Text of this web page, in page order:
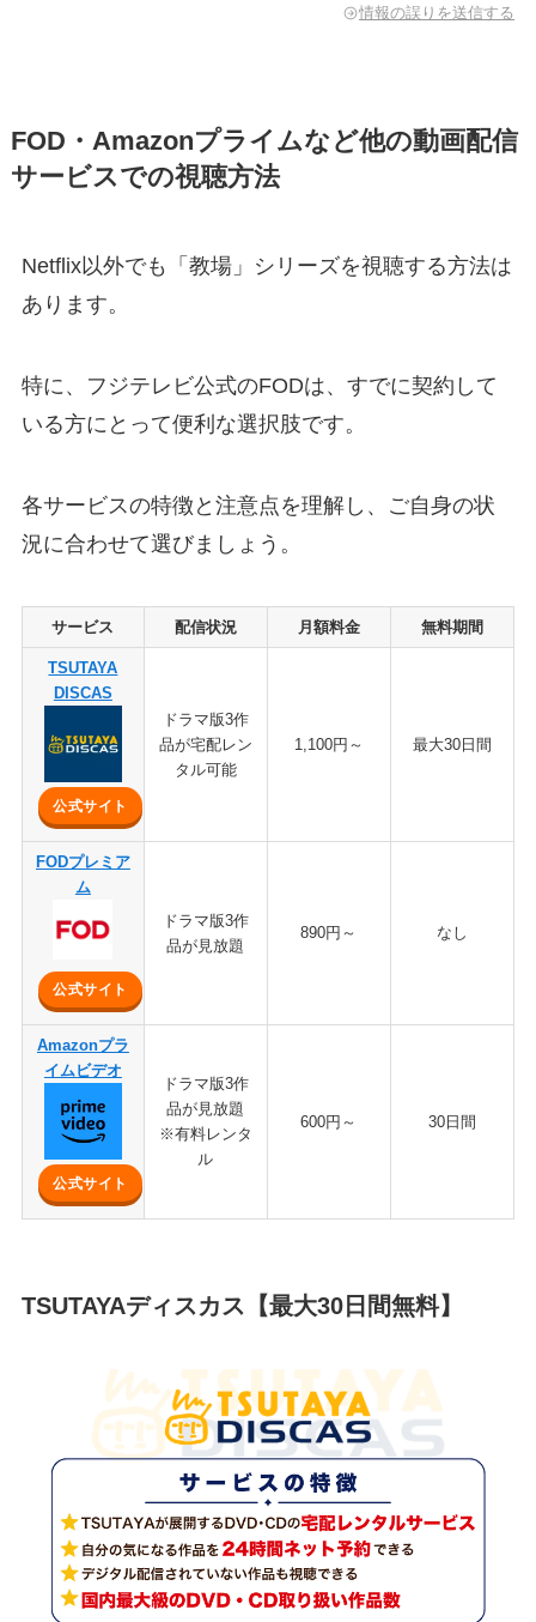
情報の誤りを送信する
FOD・Amazonプライムなど他の動画配信
サービスでの視聴方法
Netflix以外でも「教場」シリーズを視聴する方法は
あります。
特に、フジテレビ公式のFODは、すでに契約して
いる方にとって便利な選択肢です。
各サービスの特徴と注意点を理解し、ご自身の状
況に合わせて選びましょう。
サービス 配信状況 月額料金 無料期間
TSUTAYA
DISCAS
公式サイト
ドラマ版3作
品が宅配レン
タル可能
1,100円～ 最大30日間
FODプレミア
ム
公式サイト
ドラマ版3作
品が見放題
890円～ なし
Amazonプラ
イムビデオ
公式サイト
ドラマ版3作
品が見放題
※有料レンタ
ル
600円～ 30日間
TSUTAYAディスカス【最大30日間無料】